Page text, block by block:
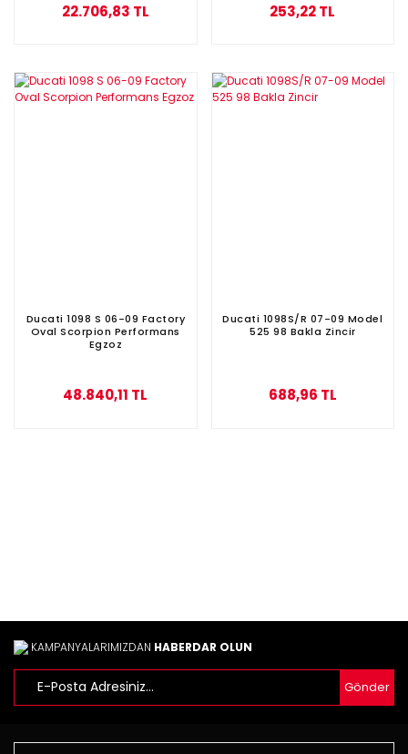
22.706,83 TL 253,22 TL
Ducati 1098 S 06-09 Factory
Oval Scorpion Performans
Egzoz
48.840,11 TL
Ducati 1098S/R 07-09 Model
525 98 Bakla Zincir
688,96 TL
KAMPANYALARIMIZDAN HABERDAR OLUN
Gönder